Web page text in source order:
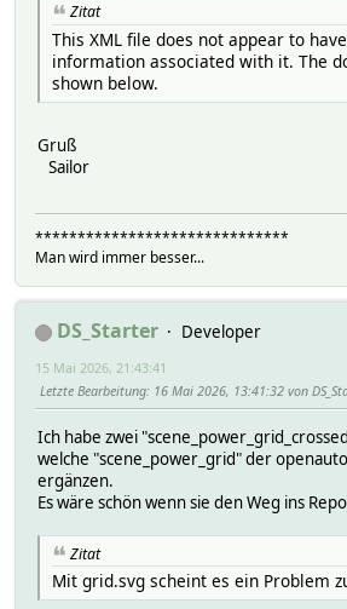
Zitat
This XML file does not appear to
information associated with it. The
shown below.
Gruß
Sailor
******************************
Man wird immer besser...
DS_Starter
Developer
15 Mai 2026, 21:43:41
Letzte Bearbeitung: 16 Mai 2026, 13:41:32 von
Ich habe zwei
welche "scene_power_grid" der
ergänzen.
Es wäre schön wenn sie den Weg ins
Zitat
Mit grid.svg scheint es ein Problem